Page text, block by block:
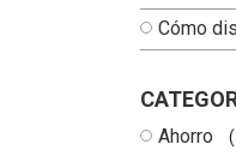
Cómo
Ahorro